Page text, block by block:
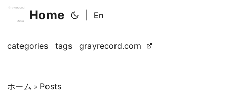
Home En
categories tags grayrecord.com
ホーム » Posts